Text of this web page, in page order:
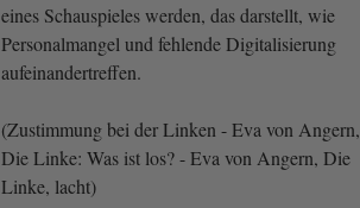
eines Schauspieles werden, das darstellt, wie
Personalmangel und fehlende Digitalisierung
aufeinandertreffen.
(Zustimmung bei der Linken - Eva von Angern,
Die Linke: Was ist los? - Eva von Angern, Die
Linke, lacht)